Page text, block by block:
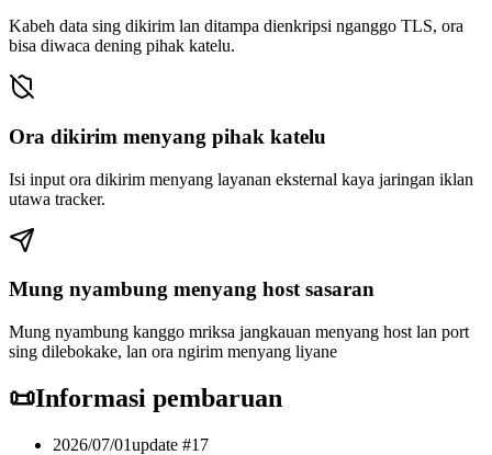
Kabeh data sing dikirim lan ditampa dienkripsi nganggo TLS, ora
bisa diwaca dening pihak katelu.
Ora dikirim menyang pihak katelu
Isi input ora dikirim menyang layanan eksternal kaya jaringan iklan
utawa tracker.
Mung nyambung menyang host sasaran
Mung nyambung kanggo mriksa jangkauan menyang host lan port
sing dilebokake, lan ora ngirim menyang liyane
📜Informasi pembaruan
2026/07/01update #17